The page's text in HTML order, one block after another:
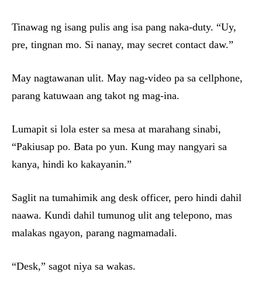
Tinawag ng isang pulis ang isa pang naka-duty. “Uy,
pre, tingnan mo. Si nanay, may secret contact daw.”
May nagtawanan ulit. May nag-video pa sa cellphone,
parang katuwaan ang takot ng mag-ina.
Lumapit si lola ester sa mesa at marahang sinabi,
“Pakiusap po. Bata po yun. Kung may nangyari sa
kanya, hindi ko kakayanin.”
Saglit na tumahimik ang desk officer, pero hindi dahil
naawa. Kundi dahil tumunog ulit ang telepono, mas
malakas ngayon, parang nagmamadali.
“Desk,” sagot niya sa wakas.